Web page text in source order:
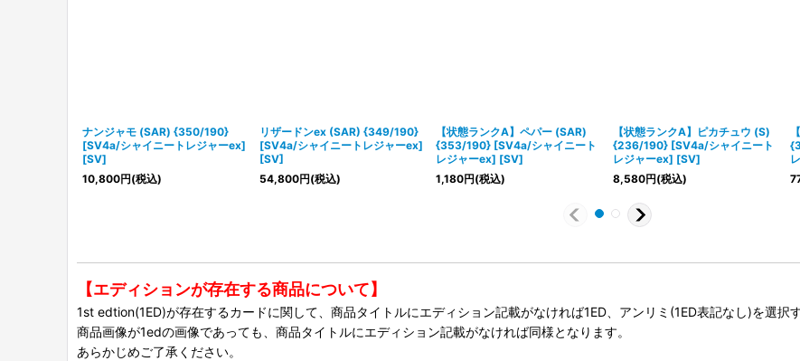
ナンジャモ (SAR) {350/190}
[SV4a/シャイニートレジャーex]
[SV]
10,800円(税込)
リザードンex (SAR) {349/190}
[SV4a/シャイニートレジャーex]
[SV]
54,800円(税込)
【状態ランクA】ペパー (SAR)
{353/190} [SV4a/シャイニート
レジャーex] [SV]
1,180円(税込)
【状態ランクA】ピカチュウ (S)
{236/190} [SV4a/シャイニート
レジャーex] [SV]
8,580円(税込)
【エディションが存在する商品について】
1st edtion(1ED)が存在するカードに関して、商品タイトルにエディション記載がなければ1ED、アンリミ(1ED表記なし)を選択
商品画像が1edの画像であっても、商品タイトルにエディション記載がなければ同様となります。
あらかじめご了承ください。